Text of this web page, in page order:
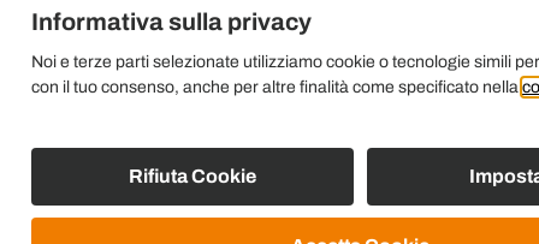
Informativa sulla privacy
Noi e terze parti selezionate utilizziamo cookie o tecnologie simili
con il tuo consenso, anche per altre finalità come specificato nella
Rifiuta Cookie